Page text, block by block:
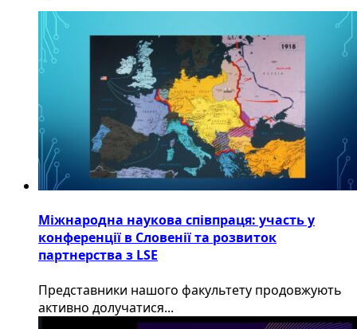
Міжнародна наукова співпраця: участь у
конференції в Словенії та розвиток
партнерства з LSE
​Представники нашого факультету продовжують
активно долучатися...